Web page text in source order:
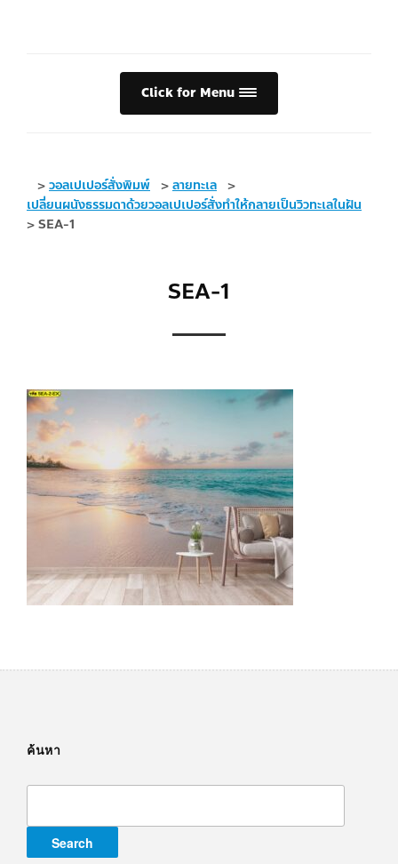
Click for Menu
>วอลเปเปอร์สั่งพิมพ์ >ลายทะเล >
เปลี่ยนผนังธรรมดาด้วยวอลเปเปอร์สั่งทำให้กลายเป็นวิวทะเลในฝัน
>SEA-1
SEA-1
ค้นหา